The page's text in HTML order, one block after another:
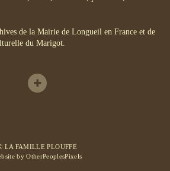
de la Mairie de Longueil en France et de
du Marigot.
LA FAMILLE PLOUFFE
by OtherPeoplesPixels